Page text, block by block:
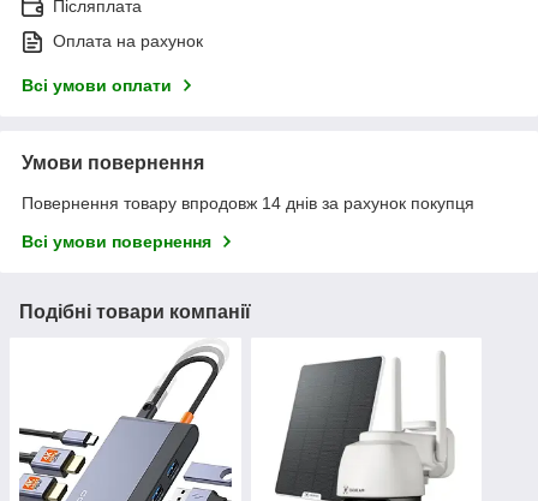
Післяплата
Оплата на рахунок
Всі умови оплати
Умови повернення
Повернення товару впродовж 14 днів за рахунок покупця
Всі умови повернення
Подібні товари компанії